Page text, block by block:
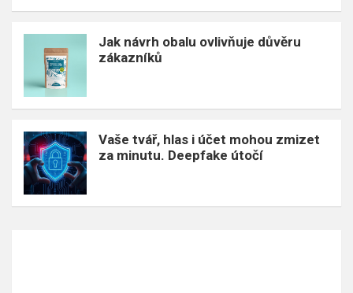
Jak návrh obalu ovlivňuje důvěru
zákazníků
Vaše tvář, hlas i účet mohou zmizet
za minutu. Deepfake útočí